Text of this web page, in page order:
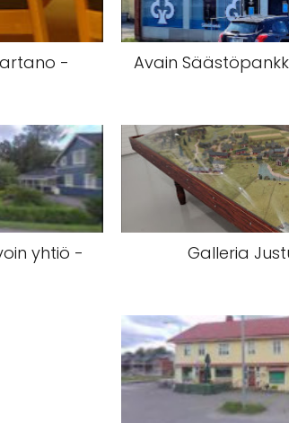
-
Avain
yhtiö -
Galleria